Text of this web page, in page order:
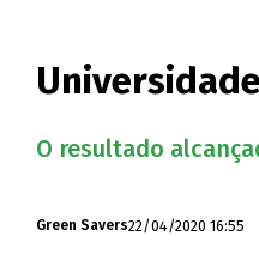
O resultado
Green Savers22/04/2020 16:55